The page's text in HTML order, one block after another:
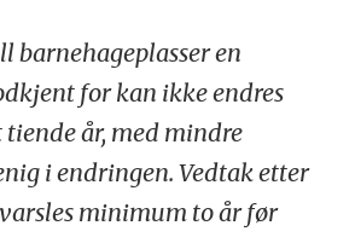
barnehageplasser en
for kan ikke endres
år, med mindre
i endringen. Vedtak etter
minimum to år før